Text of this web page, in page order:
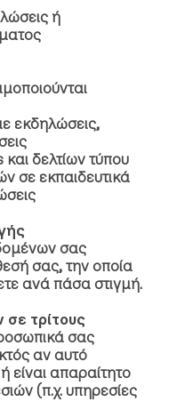
ή
εκδηλώσεις,
δελτίων τύπου
σε εκπαιδευτικά
σας
σας, την οποία
ανά πάσα στιγμή.
τρίτους
σας
αν αυτό
είναι απαραίτητο
(π.χ. υπηρεσίες